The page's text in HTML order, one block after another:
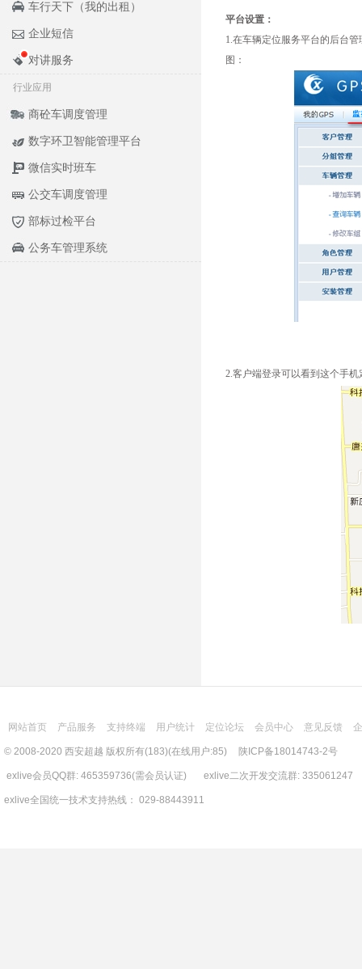
车行天下（我的出租）
企业短信
对讲服务
行业应用
商砼车调度管理
数字环卫智能管理平台
微信实时班车
公交车调度管理
部标过检平台
公务车管理系统
平台设置：
1.在车辆定位服务平台的后台
图：
2.客户端登录可以看到这个手
网站首页 产品服务 支持终端 用户统计 定位论坛 会员中心 意见反馈
© 2008-2020 西安超越 版权所有(183)(在线用户:85) 陕ICP备18014743-2号
exlive会员QQ群: 465359736(需会员认证) exlive二次开发交流群: 335061247
exlive全国统一技术支持热线： 029-88443911